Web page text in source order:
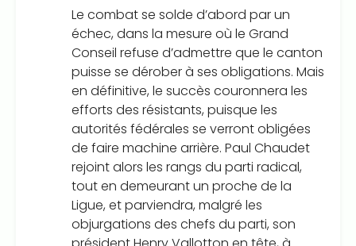
Le combat se solde d’abord par un
échec, dans la mesure où le Grand
Conseil refuse d’admettre que le canton
puisse se dérober à ses obligations. Mais
en définitive, le succès couronnera les
efforts des résistants, puisque les
autorités fédérales se verront obligées
de faire machine arrière. Paul Chaudet
rejoint alors les rangs du parti radical,
tout en demeurant un proche de la
Ligue, et parviendra, malgré les
objurgations des chefs du parti, son